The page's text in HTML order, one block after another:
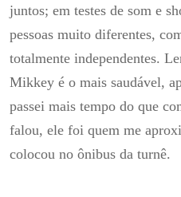
juntos; em testes de som e
pessoas muito diferentes,
totalmente independentes.
Mikkey é o mais saudável,
passei mais tempo do que
falou, ele foi quem me
colocou no ônibus da turnê.